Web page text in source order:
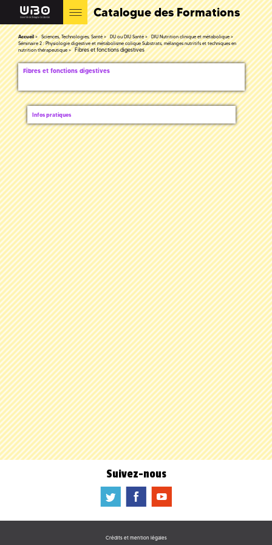
Catalogue des Formations
Accueil Sciences, Technologies, Santé DU ou DIU Santé
DIU Nutrition clinique et métabolique
Séminaire 2 : Physiologie digestive et métabolisme colique Substrats, mélanges nutritifs et techniques en
nutrition thérapeutique
Fibres et fonctions digestives
Fibres et fonctions digestives
Infos pratiques
Suivez-nous
a b f
Crédits et mention légales